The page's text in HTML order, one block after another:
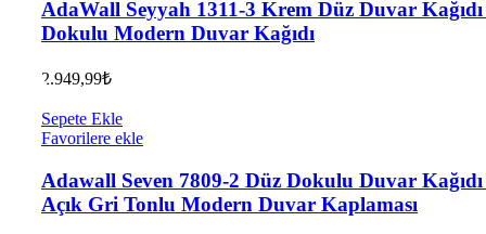
AdaWall Seyyah 1311-3 Krem Düz Duvar Kağıdı
Dokulu Modern Duvar Kağıdı
2.949,99₺
Sepete Ekle
Favorilere ekle
Adawall Seven 7809-2 Düz Dokulu Duvar
Açık Gri Tonlu Modern Duvar Kaplaması